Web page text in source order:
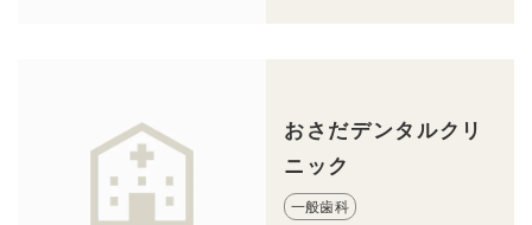
おさだデンタルクリ
ニック
一般歯科